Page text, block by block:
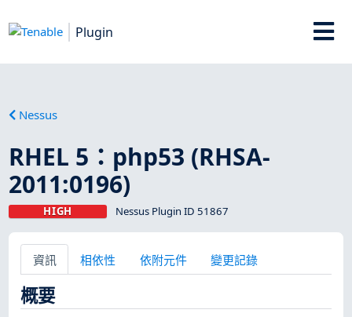
Plugin
Nessus
RHEL 5：php53 (RHSA-
2011:0196)
HIGH Nessus Plugin ID 51867
資訊 相依性 依附元件 變更記錄
概要